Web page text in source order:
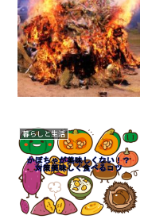
暮らしと生活